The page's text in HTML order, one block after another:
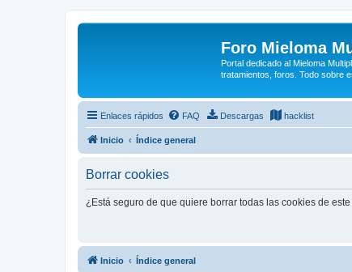
Foro Mieloma
Portal dedicado al Mieloma
tratamientos, foros. Todo sobre
Enlaces rápidos FAQ Descargas hacklist
Inicio Índice general
Borrar cookies
¿Está seguro de que quiere borrar todas las cookies de
Inicio Índice general